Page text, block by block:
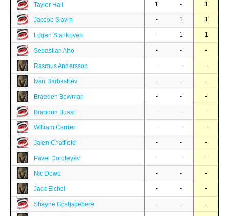
Taylor Hall 1 - 1
Jaccob Slavin - 1 1
Logan Stankoven - 1 1
Sebastian Aho - - -
Rasmus Andersson - - -
Ivan Barbashev - - -
Braeden Bowman - - -
Brandon Bussi - - -
William Carrier - - -
Jalen Chatfield - - -
Pavel Dorofeyev - - -
Nic Dowd - - -
Jack Eichel - - -
Shayne Gostisbehere - - -